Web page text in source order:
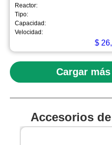
Reactor:
Tipo:
Capacidad:
Velocidad:
$
Cargar
Accesorios